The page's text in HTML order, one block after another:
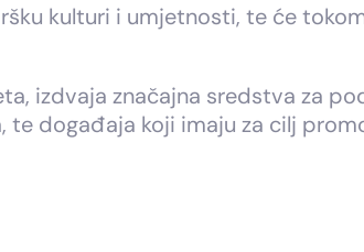
kulturi i umjetnosti, te će
izdvaja značajna sredstva za
događaja koji imaju za cilj